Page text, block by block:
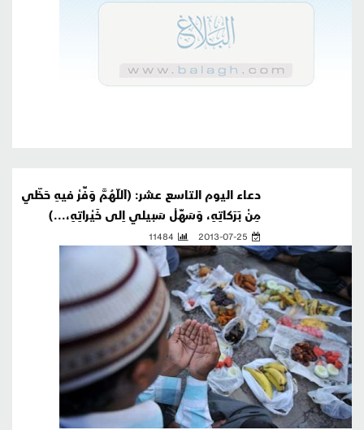
دعاء اليوم التاسع عشر: (اَللّهُمَّ وَفِّرْ فيهِ حَظّي
مِنْ بَرَكاتِهِ، وَسَهِّلْ سَبيلي اِلى خَيْراتِهِ،...)
2013-07-25
11484